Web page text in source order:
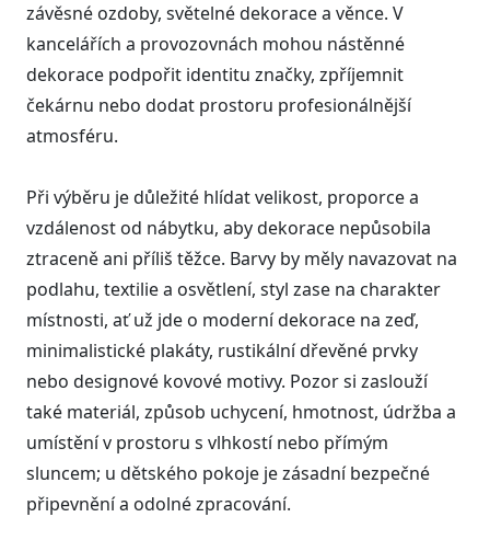
závěsné ozdoby, světelné dekorace a věnce. V
kancelářích a provozovnách mohou nástěnné
dekorace podpořit identitu značky, zpříjemnit
čekárnu nebo dodat prostoru profesionálnější
atmosféru.
Při výběru je důležité hlídat velikost, proporce a
vzdálenost od nábytku, aby dekorace nepůsobila
ztraceně ani příliš těžce. Barvy by měly navazovat na
podlahu, textilie a osvětlení, styl zase na charakter
místnosti, ať už jde o moderní dekorace na zeď,
minimalistické plakáty, rustikální dřevěné prvky
nebo designové kovové motivy. Pozor si zaslouží
také materiál, způsob uchycení, hmotnost, údržba a
umístění v prostoru s vlhkostí nebo přímým
sluncem; u dětského pokoje je zásadní bezpečné
připevnění a odolné zpracování.